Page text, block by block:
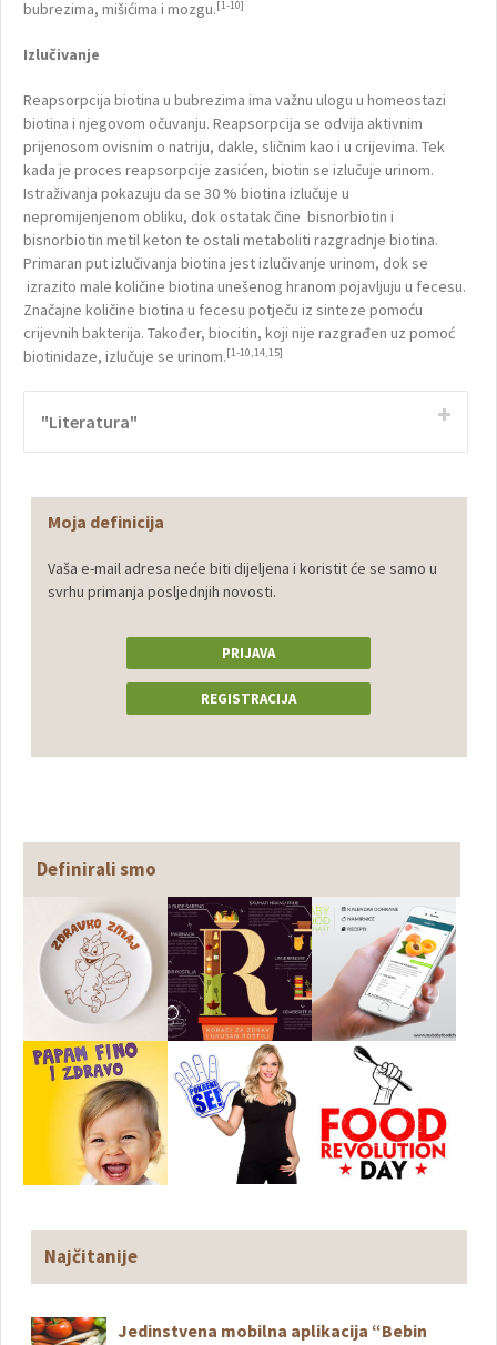
bubrezima, mišićima i mozgu.[1-10]
Izlučivanje
Reapsorpcija biotina u bubrezima ima važnu ulogu u homeostazi
biotina i njegovom očuvanju. Reapsorpcija se odvija aktivnim
prijenosom ovisnim o natriju, dakle, sličnim kao i u crijevima. Tek
kada je proces reapsorpcije zasićen, biotin se izlučuje urinom.
Istraživanja pokazuju da se 30 % biotina izlučuje u
nepromijenjenom obliku, dok ostatak čine bisnorbiotin i
bisnorbiotin metil keton te ostali metaboliti razgradnje biotina.
Primaran put izlučivanja biotina jest izlučivanje urinom, dok se
izrazito male količine biotina unešenog hranom pojavljuju u fecesu.
Značajne količine biotina u fecesu potječu iz sinteze pomoću
crijevnih bakterija. Također, biocitin, koji nije razgrađen uz pomoć
biotinidaze, izlučuje se urinom.[1-10,14,15]
"Literatura"
Moja definicija
Vaša e-mail adresa neće biti dijeljena i koristit će se samo u
svrhu primanja posljednjih novosti.
PRIJAVA
REGISTRACIJA
Definirali smo
Najčitanije
Jedinstvena mobilna aplikacija “Bebin